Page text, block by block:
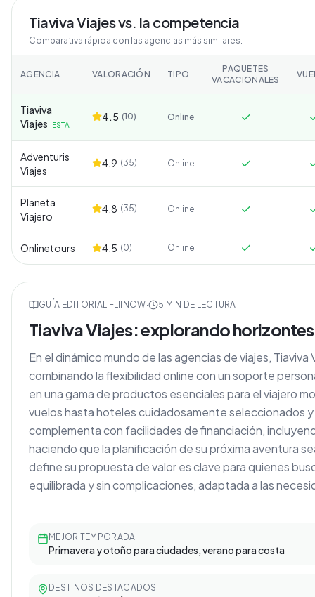
Tiaviva Viajesvs. la competencia
Comparativa rápida con las agencias más similares.
AGENCIA VALORACIÓN TIPO
PAQUETES
VACACIONALES
Tiaviva
Viajes
ESTA
4.5 (10) Online
Adventuris
Viajes
4.9 (35) Online
Planeta
Viajero
4.8 (35) Online
Onlinetours 4.5 (0) Online
GUÍA EDITORIAL FLIINOW· 5 MIN DE LECTURA
Tiaviva Viajes: explorando
En el dinámico mundo de las agencias de viajes,
combinando la flexibilidad online con un soporte
en una gama de productos esenciales para el viajero
vuelos hasta hoteles cuidadosamente seleccionados
complementa con facilidades de financiación,
haciendo que la planificación de su próxima aventura
define su propuesta de valor es clave para quienes
equilibrada y sin complicaciones, adaptada a las
MEJOR TEMPORADA
Primavera y otoño para ciudades, verano para costa
DESTINOS DESTACADOS